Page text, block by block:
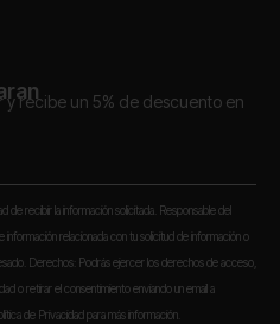
recibe un 5% de descuento en
de recibir la información solicitada. Responsable del
información relacionada con tu solicitud de información o
Derechos: Podrás ejercer los derechos de acceso,
o retirar el consentimiento enviando un email a
de Privacidad para más información.